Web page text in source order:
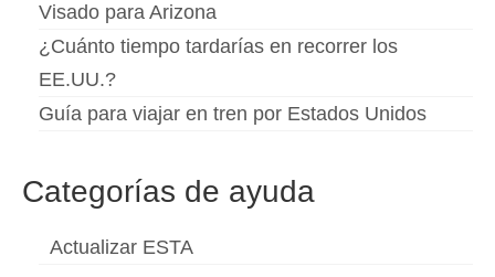
Visado para Arizona
¿Cuánto tiempo tardarías en recorrer los
EE.UU.?
Guía para viajar en tren por Estados Unidos
Categorías de ayuda
Actualizar ESTA